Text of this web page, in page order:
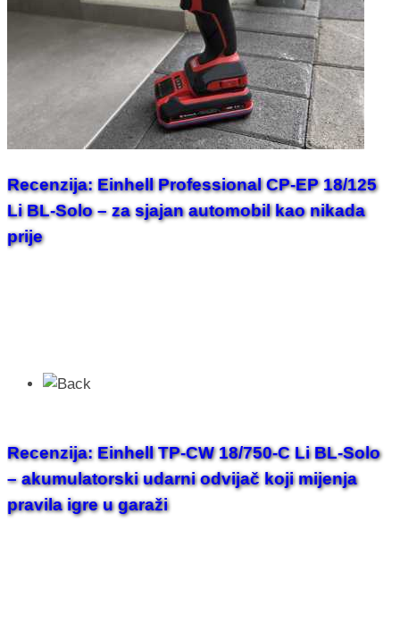
Recenzija: Einhell Professional CP-EP 18/125
Li BL-Solo – za sjajan automobil kao nikada
prije
Recenzija: Einhell TP-CW 18/750-C Li BL-Solo
– akumulatorski udarni odvijač koji mijenja
pravila igre u garaži